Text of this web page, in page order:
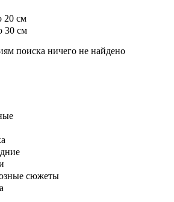
20 см
30 см
поиска ничего не найдено
сюжеты